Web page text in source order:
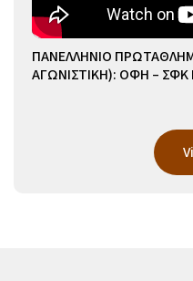
ΠΑΝΕΛΛΗΝΙΟ
ΑΓΩΝΙΣΤΙΚΗ): ΟΦΗ – ΣΦΚ